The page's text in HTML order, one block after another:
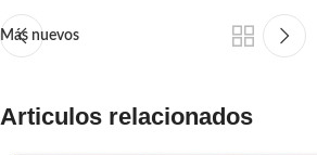
Más nuevos
Articulos relacionados